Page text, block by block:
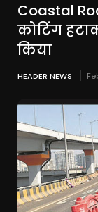
Coastal
कोटिंग
किया
HEADER NEWS